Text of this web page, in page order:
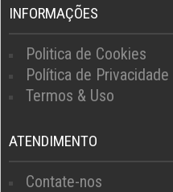
INFORMAÇÕES
Politica de Cookies
Política de Privacidade
Termos & Uso
ATENDIMENTO
Contate-nos